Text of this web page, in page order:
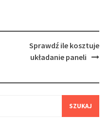
Sprawdź ile kosztuje
układanie paneli